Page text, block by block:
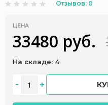
Отзывов: 0
ЦЕНА
33480 руб.
На складе: 4